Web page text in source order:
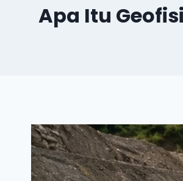
Apa Itu